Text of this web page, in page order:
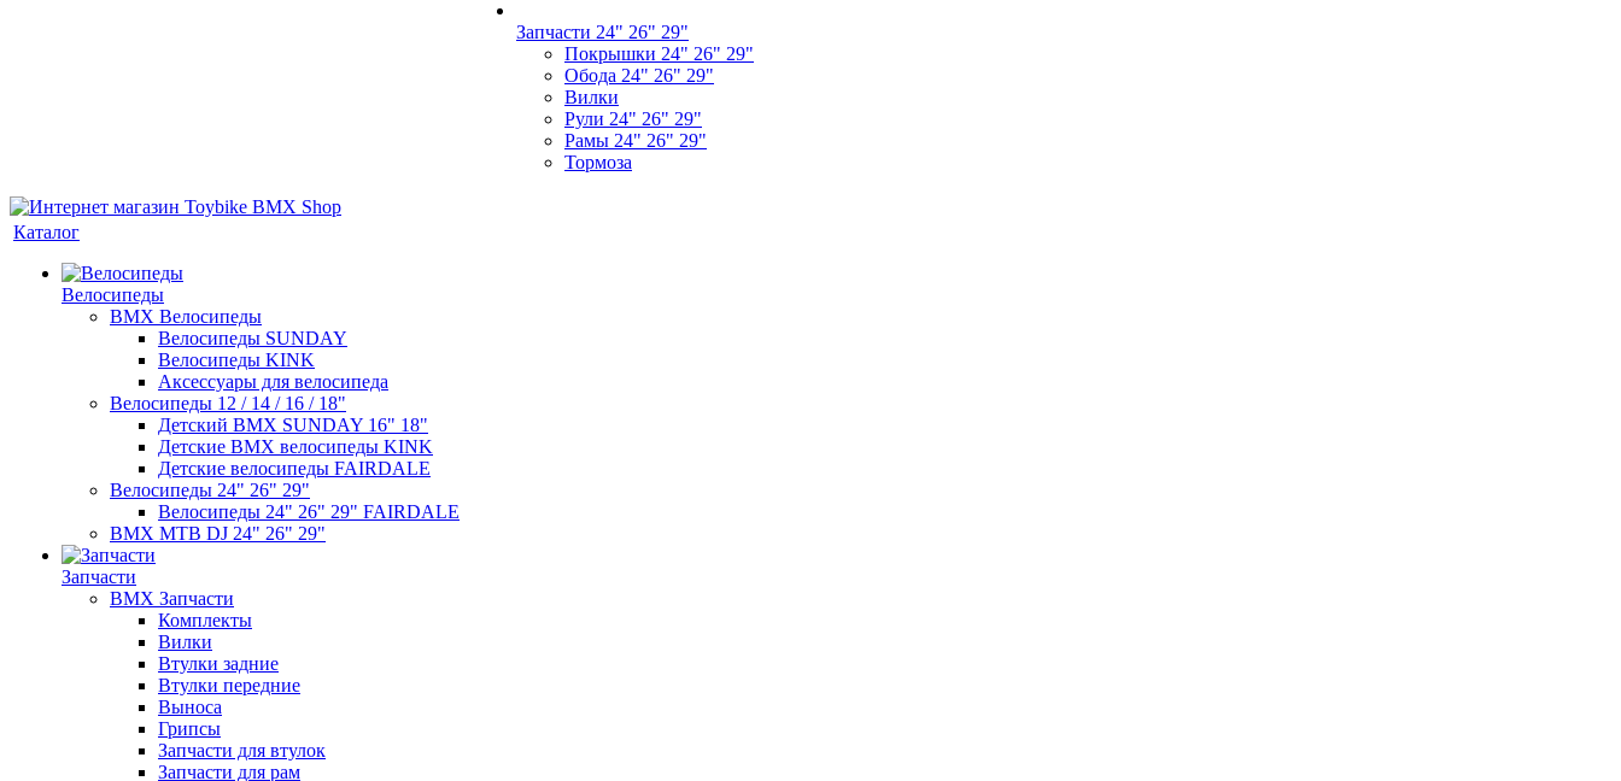
Запчасти 24" 26" 29"
Покрышки 24" 26" 29"
Обода 24" 26" 29"
Вилки
Рули 24" 26" 29"
Рамы 24" 26" 29"
Тормоза
Каталог
Велосипеды
BMX Велосипеды
Велосипеды SUNDAY
Велосипеды KINK
Аксессуары для велосипеда
Велосипеды 12 / 14 / 16 / 18"
Детский BMX SUNDAY 16" 18"
Детские BMX велосипеды KINK
Детские велосипеды FAIRDALE
Велосипеды 24" 26" 29"
Велосипеды 24" 26" 29" FAIRDALE
BMX MTB DJ 24" 26" 29"
Запчасти
BMX Запчасти
Комплекты
Вилки
Втулки задние
Втулки передние
Выноса
Грипсы
Запчасти для втулок
Запчасти для рам